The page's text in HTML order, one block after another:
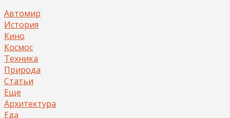
Автомир
История
Кино
Космос
Техника
Природа
Статьи
Еще
Архитектура
Еда